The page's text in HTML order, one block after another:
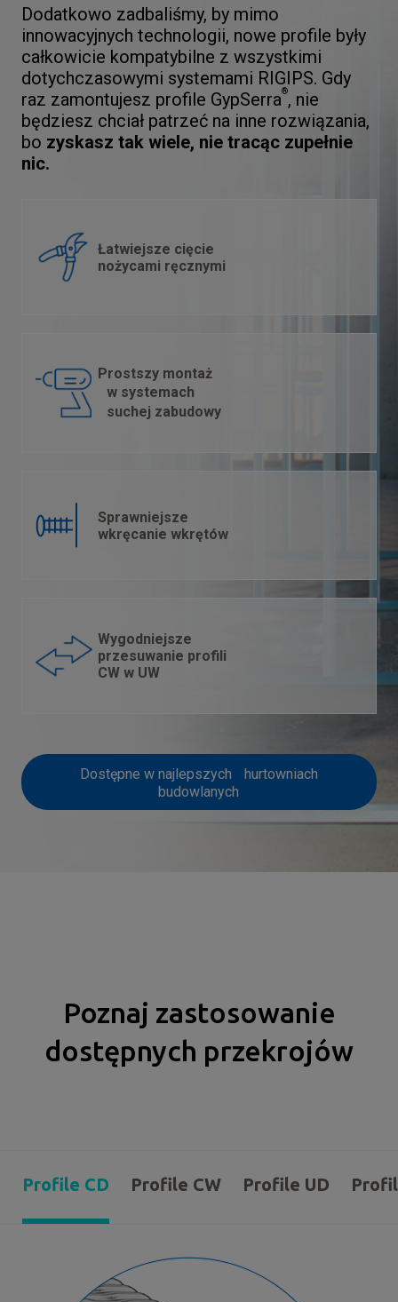
Dodatkowo zadbaliśmy, by mimo
innowacyjnych technologii, nowe profile były
całkowicie kompatybilne z wszystkimi
dotychczasowymi systemami RIGIPS. Gdy
raz zamontujesz profile GypSerra®, nie
będziesz chciał patrzeć na inne rozwiązania,
bo zyskasz tak wiele, nie tracąc zupełnie
nic.
Łatwiejsze cięcie
nożycami ręcznymi
Prostszy montaż
w systemach
suchej zabudowy
Sprawniejsze
wkręcanie wkrętów
Wygodniejsze
przesuwanie profili
CW w UW
Dostępne w najlepszych hurtowniach
budowlanych
Poznaj zastosowanie
dostępnych przekrojów
Profile CD Profile CW Profile UD